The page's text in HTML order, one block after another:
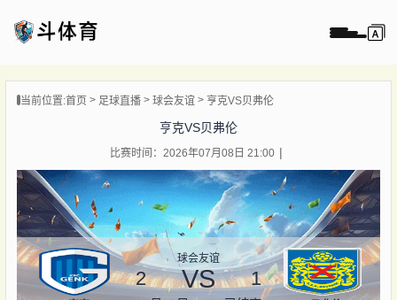
播
像
闻
当前位置:首页 足球直播 球会友谊 亨克VS贝弗伦
亨克VS贝弗伦
比赛时间：2026年07月08日 21:00
球会友谊
2 VS 1